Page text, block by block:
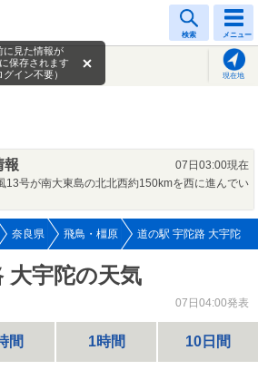
検索 メニュー
現在地
に見た情報が
保存されます
グイン不要）
報
07日03:00現在
13号が南大東島の北北西約150kmを西に進んでい
奈良県 飛鳥・橿原 道の駅 宇陀路 大宇陀
大宇陀の天気
07日04:00発表
間 1時間 10日間